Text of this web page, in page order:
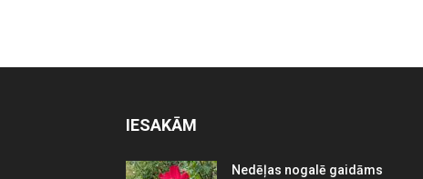
IESAKĀM
Nedēļas nogalē gaidāms